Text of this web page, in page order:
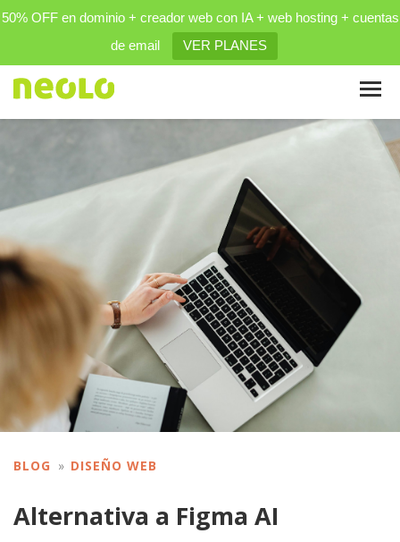
50% OFF en dominio + creador web con IA + web hosting + cuentas
de email
VER PLANES
BLOG DISEÑO WEB
Alternativa a Figma AI